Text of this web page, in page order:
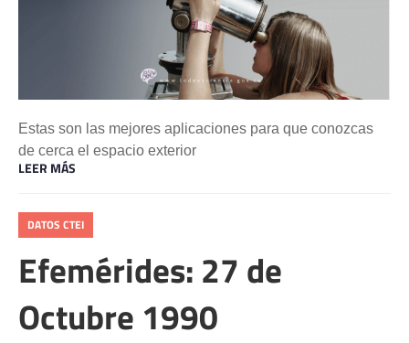
Estas son las mejores aplicaciones para que conozcas
de cerca el espacio exterior
LEER MÁS
DATOS CTEI
Efemérides: 27 de
Octubre 1990